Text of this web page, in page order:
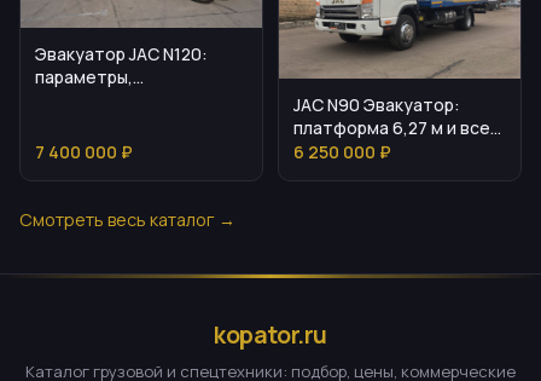
Эвакуатор JAC N120:
параметры,
7 400 000 ₽
JAC N90 Эвакуатор:
платформа 6,27 м и все
параметры
6 250 000 ₽
Смотреть весь каталог →
kopator.ru
Каталог грузовой и спецтехники: подбор, цены, коммерческие